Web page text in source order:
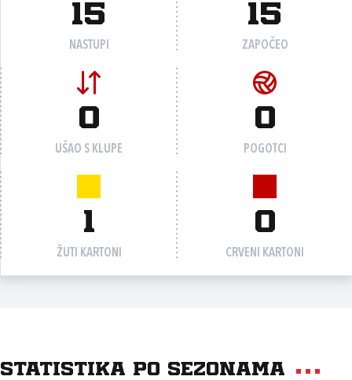
15
NASTUPI
15
ZAPOČEO
0
UŠAO S KLUPE
0
POGOTCI
1
ŽUTI KARTONI
0
CRVENI KARTONI
Statistika po sezonama